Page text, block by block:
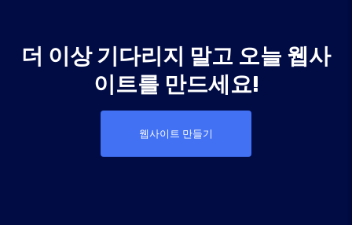
더 이상 기다리지 말고 오늘 웹사
이트를 만드세요!
웹사이트 만들기